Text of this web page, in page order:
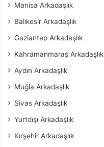
Manisa Arkadaşlık
Balıkesir Arkadaşlık
Gaziantep Arkadaşlık
Kahramanmaraş Arkadaşlık
Aydın Arkadaşlık
Muğla Arkadaşlık
Sivas Arkadaşlık
Yurtdışı Arkadaşlık
Kırşehir Arkadaşlık